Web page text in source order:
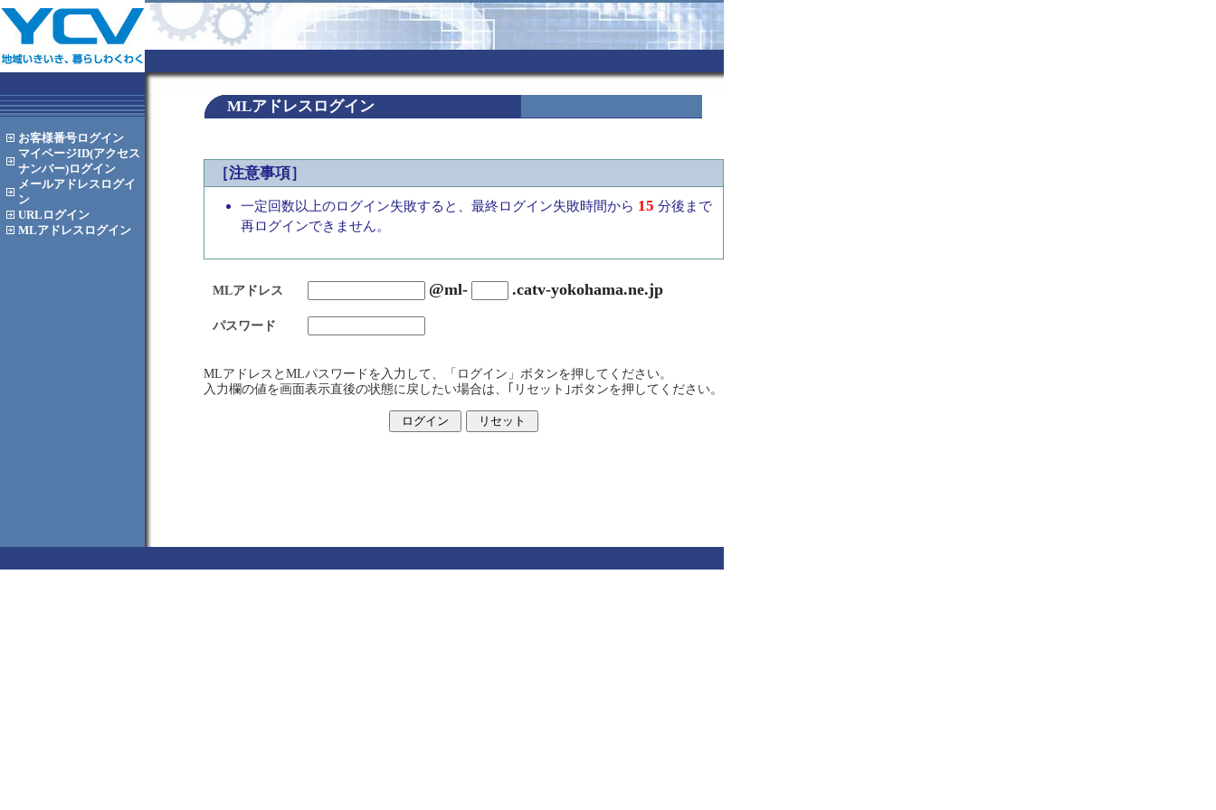
お客様番号ログイン
マイページID(アクセス
ナンバー)ログイン
メールアドレス ログイ
ン
URL ログイン
MLアドレス ログイン
MLアドレスログイン
［注意事項］
一定回数以上のログイン失敗すると、最終ログイン失敗時間から 15 分後まで
再ログインできません。
MLアドレス @ml- .catv-yokohama.ne.jp
パスワード
MLアドレスとMLパスワードを入力して、「ログイン」ボタンを押してください。
入力欄の値を画面表示直後の状態に戻したい場合は、｢リセット｣ボタンを押してください。